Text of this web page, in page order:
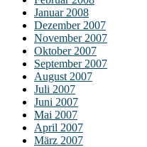
Januar 2008
Dezember 2007
November 2007
Oktober 2007
September 2007
August 2007
Juli 2007
Juni 2007
Mai 2007
April 2007
März 2007